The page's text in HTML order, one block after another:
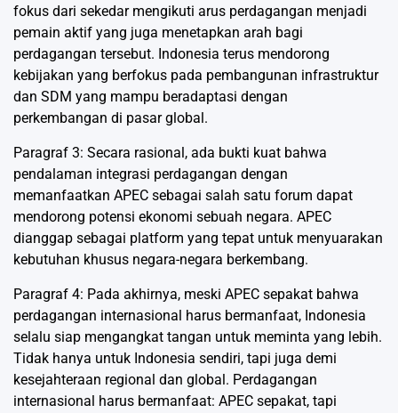
fokus dari sekedar mengikuti arus perdagangan menjadi
pemain aktif yang juga menetapkan arah bagi
perdagangan tersebut. Indonesia terus mendorong
kebijakan yang berfokus pada pembangunan infrastruktur
dan SDM yang mampu beradaptasi dengan
perkembangan di pasar global.
Paragraf 3: Secara rasional, ada bukti kuat bahwa
pendalaman integrasi perdagangan dengan
memanfaatkan APEC sebagai salah satu forum dapat
mendorong potensi ekonomi sebuah negara. APEC
dianggap sebagai platform yang tepat untuk menyuarakan
kebutuhan khusus negara-negara berkembang.
Paragraf 4: Pada akhirnya, meski APEC sepakat bahwa
perdagangan internasional harus bermanfaat, Indonesia
selalu siap mengangkat tangan untuk meminta yang lebih.
Tidak hanya untuk Indonesia sendiri, tapi juga demi
kesejahteraan regional dan global. Perdagangan
internasional harus bermanfaat: APEC sepakat, tapi